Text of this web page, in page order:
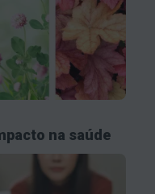
na saúde